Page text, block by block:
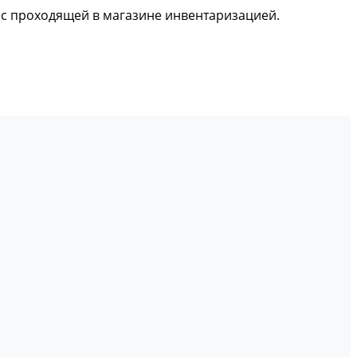
проходящей в магазине инвентаризацией.